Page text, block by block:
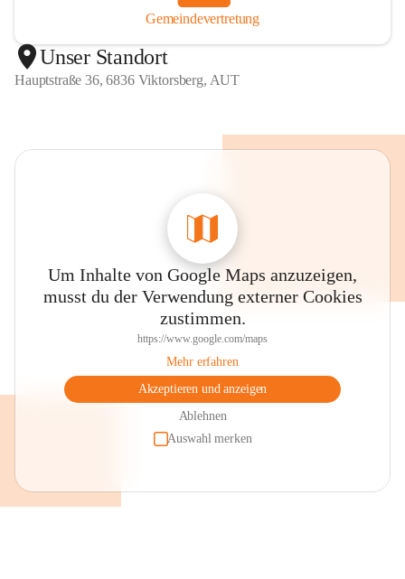
Gemeindevertretung
Unser Standort
Hauptstraße 36, 6836 Viktorsberg, AUT
Um Inhalte von Google Maps anzuzeigen,
musst du der Verwendung externer Cookies
zustimmen.
https://www.google.com/maps
Mehr erfahren
Akzeptieren und anzeigen
Ablehnen
Auswahl merken